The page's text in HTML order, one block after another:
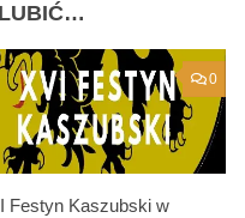
0
Festyn Kaszubski w